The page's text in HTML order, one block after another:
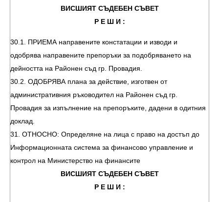
ВИСШИЯТ СЪДЕБЕН СЪВЕТ
Р Е Ш И :
30.1. ПРИЕМА направените констатации и изводи и
одобрява направените препоръки за подобряването на
дейността на Районен съд гр. Провадия.
30.2. ОДОБРЯВА плана за действие, изготвен от
административния ръководител на Районен съд гр.
Провадия за изпълнение на препоръките, дадени в одитния
доклад.
31. ОТНОСНО: Определяне на лица с право на достъп до
Информационната система за финансово управление и
контрол на Министерство на финансите
ВИСШИЯТ СЪДЕБЕН СЪВЕТ
Р Е Ш И :